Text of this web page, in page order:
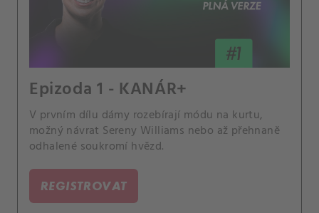
Epizoda 1 - KANÁR+
V prvním dílu dámy rozebírají módu na kurtu,
možný návrat Sereny Williams nebo až přehnaně
odhalené soukromí hvězd.
REGISTROVAT